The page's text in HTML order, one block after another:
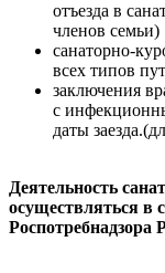
отъезда в
членов семьи)
санаторно-
всех типов
заключения
с
даты
Деятельность
осуществляться в
Роспотребнадзора